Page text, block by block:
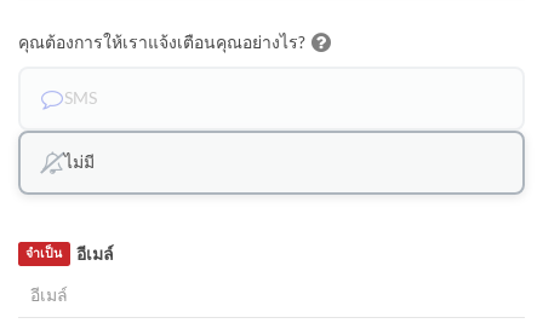
คุณต้องการให้เราแจ้งเตือนคุณอย่างไร?
SMS
ไม่มี
อีเมล์
จำเป็น